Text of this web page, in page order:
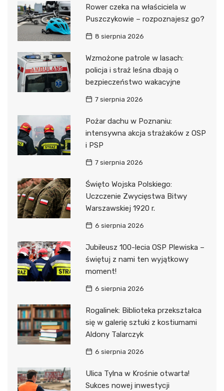
Rower czeka na właściciela w
Puszczykowie – rozpoznajesz go?
8 sierpnia 2026
Wzmożone patrole w lasach:
policja i straż leśna dbają o
bezpieczeństwo wakacyjne
7 sierpnia 2026
Pożar dachu w Poznaniu:
intensywna akcja strażaków z OSP
i PSP
7 sierpnia 2026
Święto Wojska Polskiego:
Uczczenie Zwycięstwa Bitwy
Warszawskiej 1920 r.
6 sierpnia 2026
Jubileusz 100-lecia OSP Plewiska –
świętuj z nami ten wyjątkowy
moment!
6 sierpnia 2026
Rogalinek: Biblioteka przekształca
się w galerię sztuki z kostiumami
Aldony Talarczyk
6 sierpnia 2026
Ulica Tylna w Krośnie otwarta!
Sukces nowej inwestycji